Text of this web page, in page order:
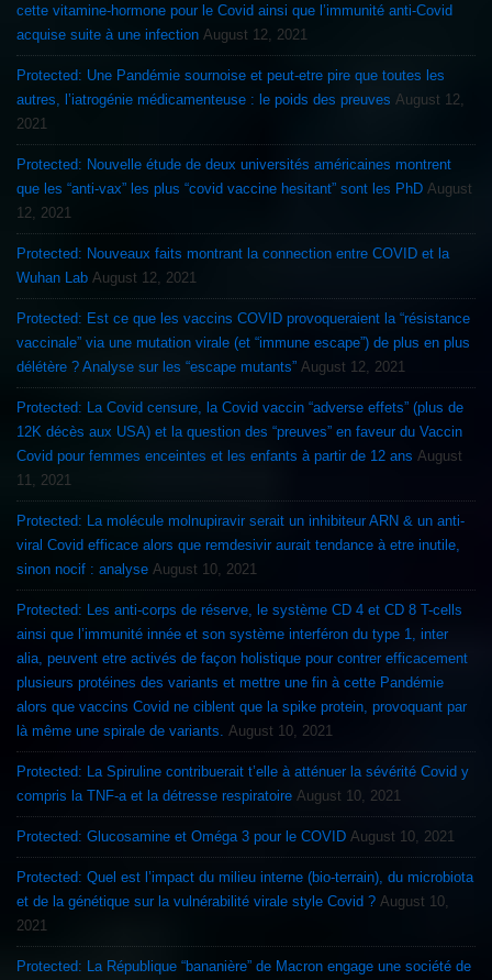
cette vitamine-hormone pour le Covid ainsi que l’immunité anti-Covid
acquise suite à une infection August 12, 2021
Protected: Une Pandémie sournoise et peut-etre pire que toutes les
autres, l’iatrogénie médicamenteuse : le poids des preuves August 12,
2021
Protected: Nouvelle étude de deux universités américaines montrent
que les “anti-vax” les plus “covid vaccine hesitant” sont les PhD August
12, 2021
Protected: Nouveaux faits montrant la connection entre COVID et la
Wuhan Lab August 12, 2021
Protected: Est ce que les vaccins COVID provoqueraient la “résistance
vaccinale” via une mutation virale (et “immune escape”) de plus en plus
délétère ? Analyse sur les “escape mutants” August 12, 2021
Protected: La Covid censure, la Covid vaccin “adverse effets” (plus de
12K décès aux USA) et la question des “preuves” en faveur du Vaccin
Covid pour femmes enceintes et les enfants à partir de 12 ans August
11, 2021
Protected: La molécule molnupiravir serait un inhibiteur ARN & un anti-
viral Covid efficace alors que remdesivir aurait tendance à etre inutile,
sinon nocif : analyse August 10, 2021
Protected: Les anti-corps de réserve, le système CD 4 et CD 8 T-cells
ainsi que l’immunité innée et son système interféron du type 1, inter
alia, peuvent etre activés de façon holistique pour contrer efficacement
plusieurs protéines des variants et mettre une fin à cette Pandémie
alors que vaccins Covid ne ciblent que la spike protein, provoquant par
là même une spirale de variants.
August 10, 2021
Protected: La Spiruline contribuerait t’elle à atténuer la sévérité Covid y
compris la TNF-a et la détresse respiratoire August 10, 2021
Protected: Glucosamine et Oméga 3 pour le COVID August 10, 2021
Protected: Quel est l’impact du milieu interne (bio-terrain), du microbiota
et de la génétique sur la vulnérabilité virale style Covid ? August 10,
2021
Protected: La République “bananière” de Macron engage une société de